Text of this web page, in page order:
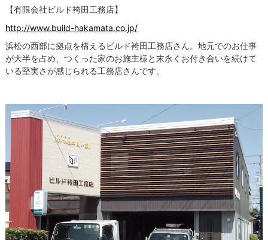
【有限会社ビルド袴田工務店】
http://www.build-hakamata.co.jp/
浜松の西部に拠点を構えるビルド袴田工務店さん。地元でのお仕事
が大半を占め、つくった家のお施主様と末永くお付き合いを続けて
いる堅実さが感じられる工務店さんです。